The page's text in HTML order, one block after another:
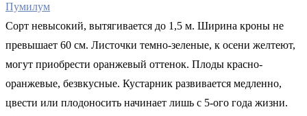
Пумилум
Сорт невысокий, вытягивается до 1,5 м. Ширина кроны не
превышает 60 см. Листочки темно-зеленые, к осени желтеют,
могут приобрести оранжевый оттенок. Плоды красно-
оранжевые, безвкусные. Кустарник развивается медленно,
цвести или плодоносить начинает лишь с 5-ого года жизни.